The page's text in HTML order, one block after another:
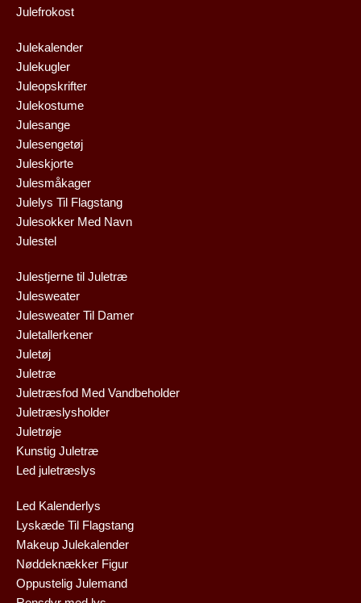
Julefrokost
Julekalender
Julekugler
Juleopskrifter
Julekostume
Julesange
Julesengetøj
Juleskjorte
Julesmåkager
Julelys Til Flagstang
Julesokker Med Navn
Julestel
Julestjerne til Juletræ
Julesweater
Julesweater Til Damer
Juletallerkener
Juletøj
Juletræ
Juletræsfod Med Vandbeholder
Juletræslysholder
Juletrøje
Kunstig Juletræ
Led juletræslys
Led Kalenderlys
Lyskæde Til Flagstang
Makeup Julekalender
Nøddeknækker Figur
Oppustelig Julemand